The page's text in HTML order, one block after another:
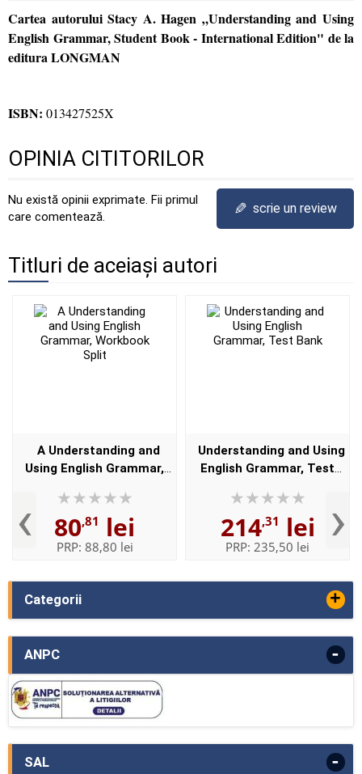
Categorii +
ANPC -
SAL -
Cartea autorului Stacy A. Hagen „Understanding and Using
English Grammar, Student Book - International Edition" de la
editura LONGMAN
ISBN: 013427525X
OPINIA CITITORILOR
Nu există opinii exprimate. Fii primul
care comentează.
✎ scrie un review
Titluri de aceiași autori
‹
A Understanding and
Using English Grammar,
80,81 lei
PRP: 88,80 lei
Understanding and Using
English Grammar, Test
214,31 lei
PRP: 235,50 lei ›